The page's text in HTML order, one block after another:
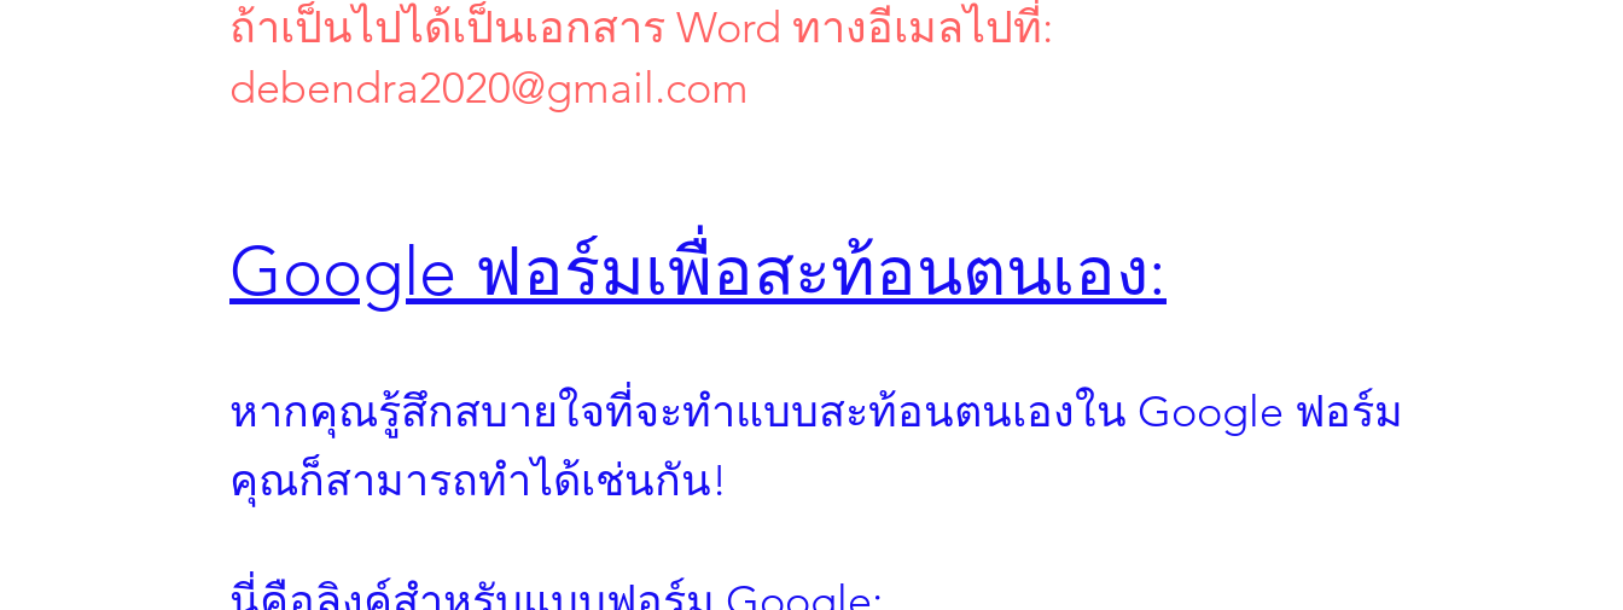
ถ้าเป็นไปได้เป็นเอกสาร Word ทางอีเมลไปที่:
debendra2020@gmail.com
Google ฟอร์มเพื่อสะท้อนตนเอง:
หากคุณรู้สึกสบายใจที่จะทำแบบสะท้อนตนเองใน Google ฟอร์ม
คุณก็สามารถทำได้เช่นกัน!